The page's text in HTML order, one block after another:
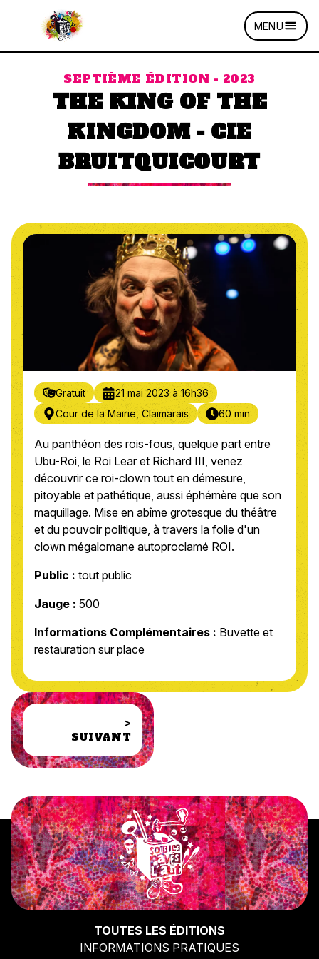
MENU
SEPTIÈME ÉDITION - 2023
THE KING OF THE
KINGDOM - CIE
BRUITQUICOURT
Gratuit
21 mai 2023 à 16h36
Cour de la Mairie, Claimarais
60 min
Au panthéon des rois-fous, quelque part entre
Ubu-Roi, le Roi Lear et Richard III, venez
découvrir ce roi-clown tout en démesure,
pitoyable et pathétique, aussi éphémère que son
maquillage. Mise en abîme grotesque du théâtre
et du pouvoir politique, à travers la folie d'un
clown mégalomane autoproclamé ROI.
Public : tout public
Jauge : 500
Informations Complémentaires : Buvette et
restauration sur place
SUIVANT
>
TOUTES LES ÉDITIONS
INFORMATIONS PRATIQUES